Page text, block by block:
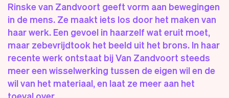
Rinske van Zandvoort geeft vorm aan bewegingen
in de mens. Ze maakt iets los door het maken van
haar werk. Een gevoel in haarzelf wat eruit moet,
maar zebevrijdtook het beeld uit het brons. In haar
recente werk ontstaat bij Van Zandvoort steeds
meer een wisselwerking tussen de eigen wil en de
wil van het materiaal,en laat ze meer aan het